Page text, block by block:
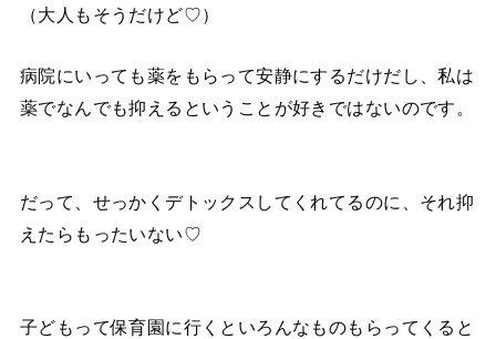
（大人もそうだけど♡）
病院にいっても薬をもらって安静にするだけだし、私は
薬でなんでも抑えるということが好きではないのです。
だって、せっかくデトックスしてくれてるのに、それ抑
えたらもったいない♡
子どもって保育園に行くといろんなものもらってくると